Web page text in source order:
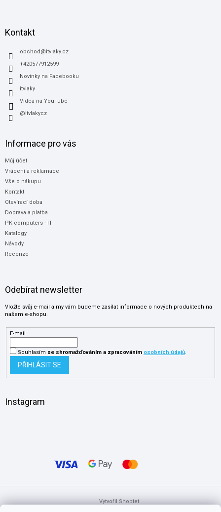
Kontakt
obchod@itvlaky.cz
+420577912599
Novinky na Facebooku
itvlaky
Videa na YouTube
@itvlakycz
Informace pro vás
Můj účet
Vrácení a reklamace
Vše o nákupu
Kontakt
Otevírací doba
Doprava a platba
PK computers - IT
Katalogy
Návody
Recenze
Odebírat newsletter
Vložte svůj e-mail a my vám budeme zasílat informace o nových produktech na
našem e-shopu.
E-mail
Souhlasím se shromažďováníma zpracováním osobních údajů.
PŘIHLÁSIT SE
Instagram
Vytvořil Shoptet